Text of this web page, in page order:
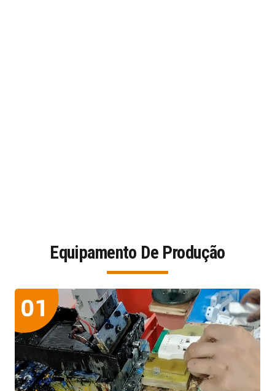
Equipamento De Produção